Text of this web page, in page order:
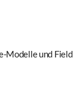
Modelle und Field